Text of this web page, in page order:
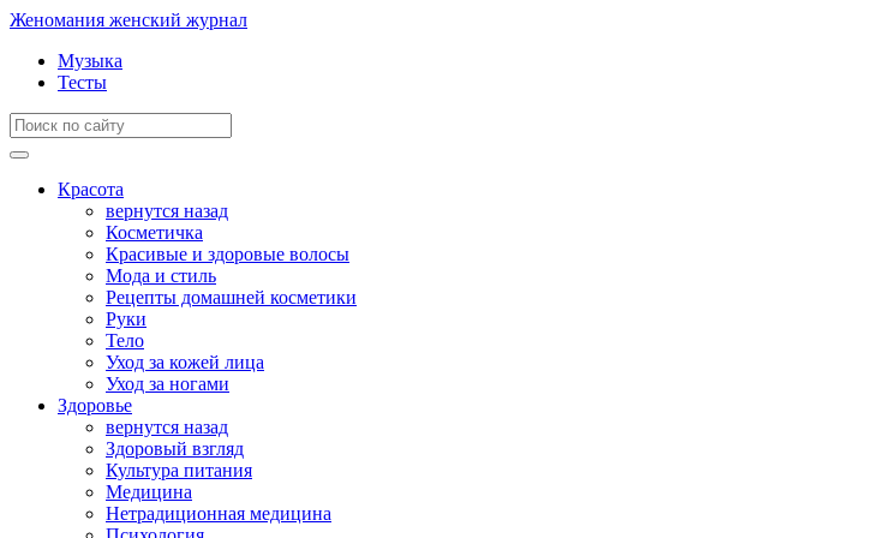
Женомания женский журнал
Музыка
Тесты
Красота
вернутся назад
Косметичка
Красивые и здоровые волосы
Мода и стиль
Рецепты домашней косметики
Руки
Тело
Уход за кожей лица
Уход за ногами
Здоровье
вернутся назад
Здоровый взгляд
Культура питания
Медицина
Нетрадиционная медицина